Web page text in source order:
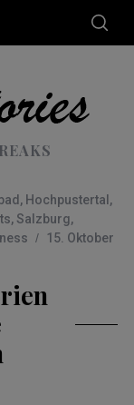
, Hochpustertal ,
, Salzburg,
15. Oktober